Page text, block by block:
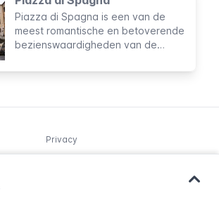
verschillende stijlen en tradities uit
diverse perioden van de Romeinse
geschiedenis.
Piazza di Spagna is een van de
meest romantische en betoverende
bezienswaardigheden van de
bekende ontmoetingsplaats van
bloemententoonstellingen.
Privacy
2025 Northleg S.L. Copyright.